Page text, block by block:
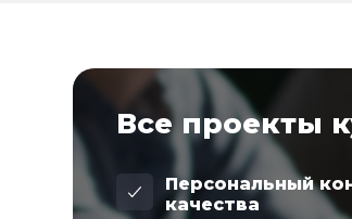
Все проекты
Персональный
качества